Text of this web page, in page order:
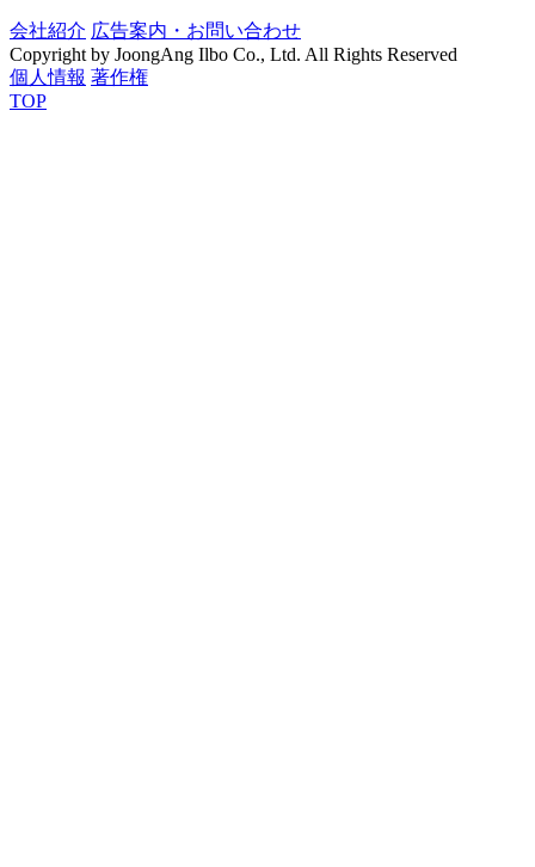
会社紹介 広告案内・お問い合わせ
Copyright by JoongAng Ilbo Co., Ltd. All Rights Reserved
個人情報 著作権
TOP